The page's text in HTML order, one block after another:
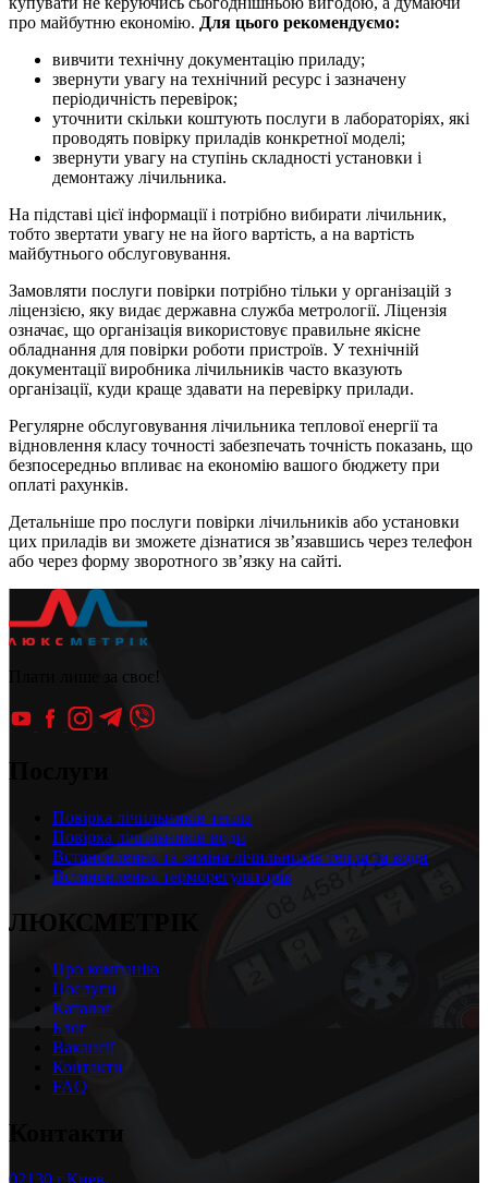
про майбутню економію. Для цього рекомендуємо:
вивчити технічну документацію приладу;
звернути увагу на технічний ресурс і зазначену
періодичність перевірок;
уточнити скільки коштують послуги в лабораторіях, які
проводять повірку приладів конкретної моделі;
звернути увагу на ступінь складності установки і
демонтажу лічильника.
На підставі цієї інформації і потрібно вибирати лічильник,
тобто звертати увагу не на його вартість, а на вартість
майбутнього обслуговування.
Замовляти послуги повірки потрібно тільки у організацій з
ліцензією, яку видає державна служба метрології. Ліцензія
означає, що організація використовує правильне якісне
обладнання для повірки роботи пристроїв. У технічній
документації виробника лічильників часто вказують
організації, куди краще здавати на перевірку прилади.
Регулярне обслуговування лічильника теплової енергії та
відновлення класу точності забезпечать точність показань, що
безпосередньо впливає на економію вашого бюджету при
оплаті рахунків.
Детальніше про послуги повірки лічильників або установки
цих приладів ви зможете дізнатися зв’язавшись через телефон
або через форму зворотного зв’язку на сайті.
Плати лише за своє!
Послуги
Повірка лічильників тепла
Повірка лічильників води
Встановлення та заміна лічильників тепла та води
Встановлення терморегуляторів
ЛЮКСМЕТРІК
Про компанію
Послуги
Каталог
Блог
Вакансії
Контакти
FAQ
Контакти
02130 г.Киев,